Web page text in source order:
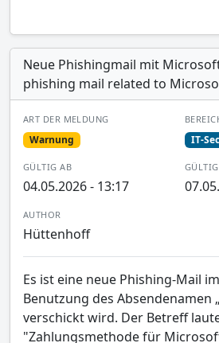
Neue Phishingmail mit
phishing mail related to
ART DER MELDUNG
Warnung IT-
GÜLTIG AB
04.05.2026 - 13:17
AUTHOR
Hüttenhoff
Es ist eine neue Phishing-Mail
Benutzung des Absendenamen
verschickt wird. Der Betreff
"Zahlungsmethode für